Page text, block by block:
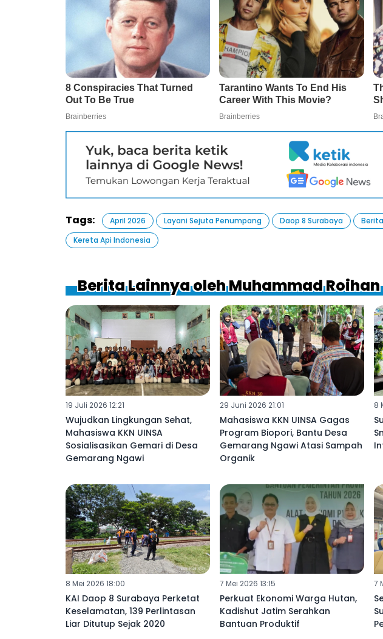
Tags: April 2026 Layani Sejuta Penumpang Daop 8 Surabaya
Kereta Api Indonesia
Berita Lainnya oleh Muhammad Roihan
19 Juli 2026 12:21
Wujudkan Lingkungan Sehat,
Mahasiswa KKN UINSA
Sosialisasikan Gemari di Desa
Gemarang Ngawi
29 Juni 2026 21:01
Mahasiswa KKN UINSA Gagas
Program Biopori, Bantu Desa
Gemarang Ngawi Atasi Sampah
Organik
8
8 Mei 2026 18:00
KAI Daop 8 Surabaya Perketat
Keselamatan, 139 Perlintasan
Liar Ditutup Sejak 2020
7 Mei 2026 13:15
Perkuat Ekonomi Warga Hutan,
Kadishut Jatim Serahkan
Bantuan Produktif
7